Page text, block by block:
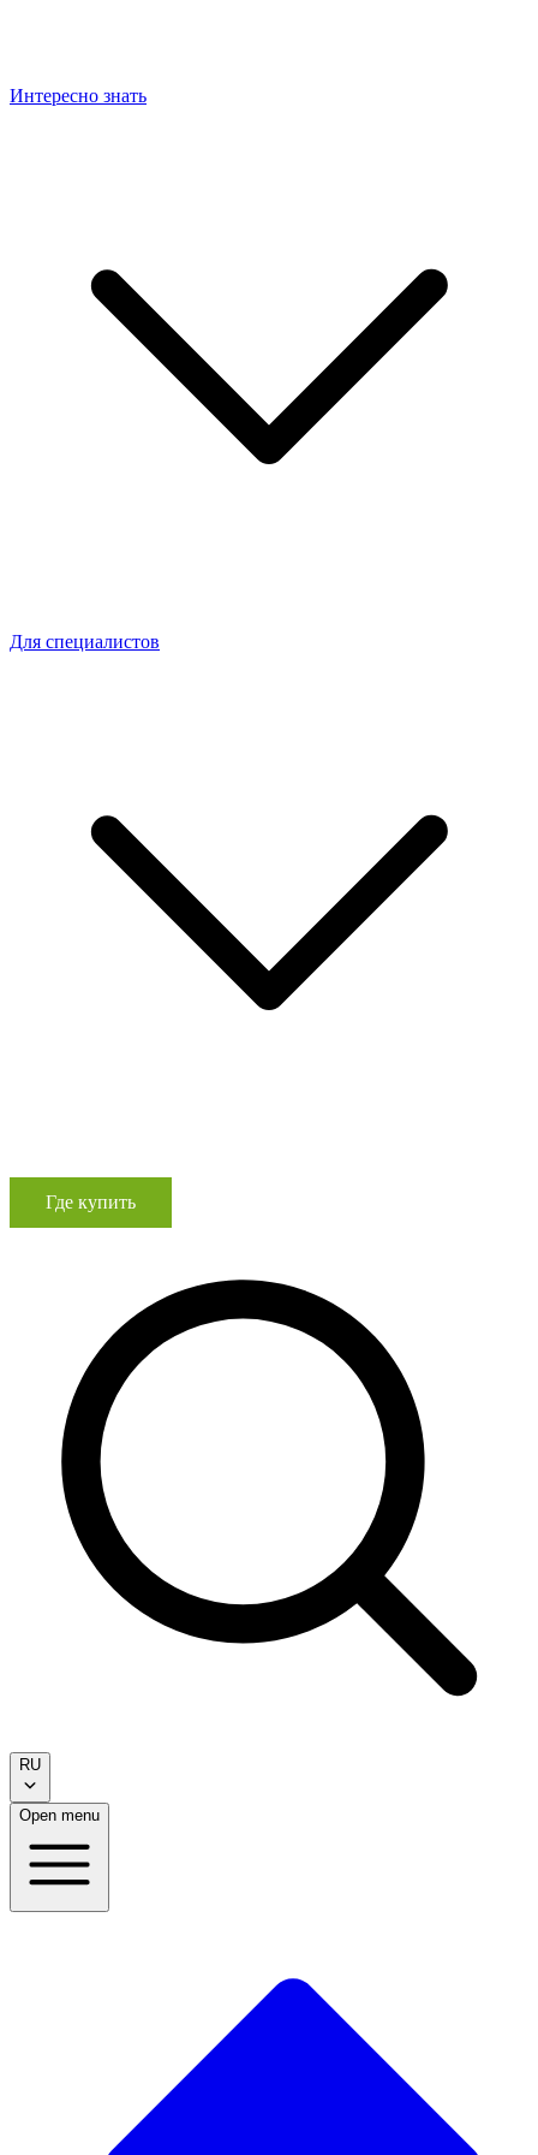
Интересно знать
Для специалистов
Где купить
RU
Open menu